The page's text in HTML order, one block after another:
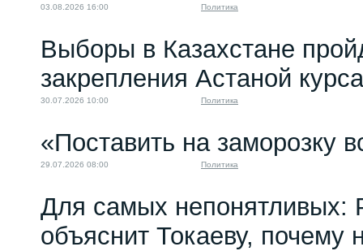
03.08.2026 16:00 Политика
Выборы в Казахстане
закрепления Астаной
30.07.2026 10:00 Политика
«Поставить на заморозку
29.07.2026 08:00 Политика
Для самых непонятливых:
объяснит Токаеву,